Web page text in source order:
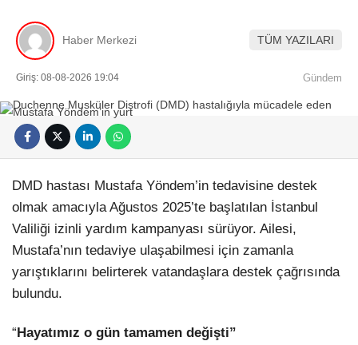
Haber Merkezi TÜM YAZILARI
Giriş: 08-08-2026 19:04 Gündem
DMD hastası Mustafa Yöndem’in tedavisine destek
olmak amacıyla Ağustos 2025’te başlatılan İstanbul
Valiliği izinli yardım kampanyası sürüyor. Ailesi,
Mustafa’nın tedaviye ulaşabilmesi için zamanla
yarıştıklarını belirterek vatandaşlara destek çağrısında
bulundu.
“Hayatımız o gün tamamen değişti”